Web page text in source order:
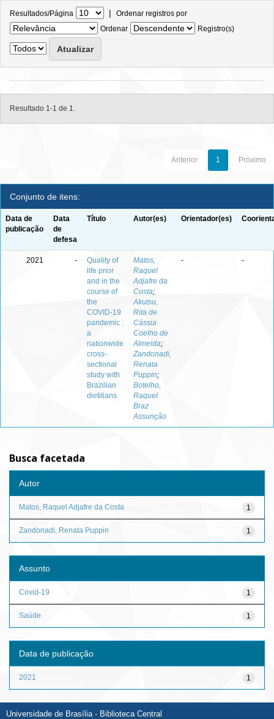
Resultados/Página | Ordenar registros por
Ordenar
Registro(s)
Resultado 1-1 de 1.
Anterior 1 Próximo
Conjunto de itens:
Data de
publicação
Data
de
defesa
Título Autor(es) Orientador(es)
2021 -
Quality of
life prior
and in the
course of
the
COVID-19
pandemic :
a
nationwide
cross-
sectional
study with
Brazilian
dietitians
Matos,
Raquel
Adjafre da
Costa;
Akutsu,
Rita de
Cássia
Coelho de
Almeida;
Zandonadi,
Renata
Puppin;
Botelho,
Raquel
Braz
Assunção
- -
Busca facetada
Autor
1
Matos, Raquel Adjafre da Costa
1
Zandonadi, Renata Puppin
Assunto
1
Covid-19
1
Saúde
Data de publicação
1
2021
Universidade de Brasília - Biblioteca Central